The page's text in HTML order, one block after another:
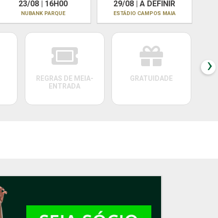
23/08 | 16H00
NUBANK PARQUE
29/08 | A DEFINIR
ESTÁDIO CAMPOS MAIA
REGRAS DE MEIA-
ENTRADA
GRATUIDADE
›